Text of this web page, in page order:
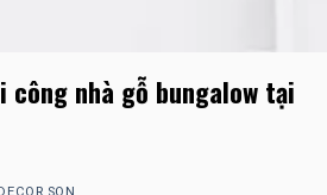
nhà gỗ bungalow tại